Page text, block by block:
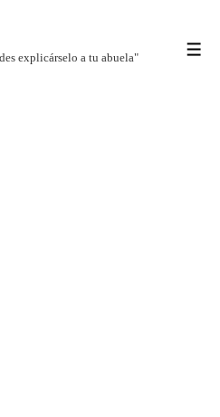
explicárselo a tu abuela"